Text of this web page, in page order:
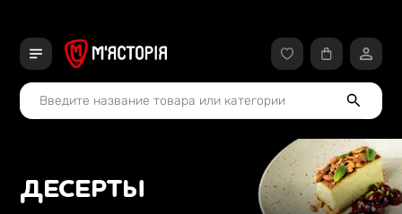
ДЕСЕРТЫ